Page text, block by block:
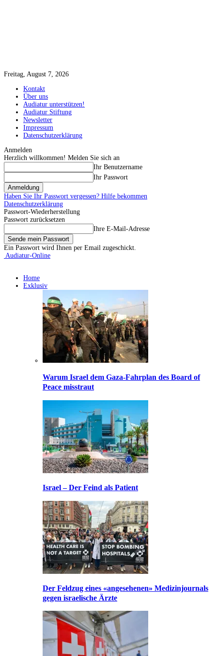
Freitag, August 7, 2026
Kontakt
Über uns
Audiatur unterstützen!
Audiatur Stiftung
Newsletter
Impressum
Datenschutzerklärung
Anmelden
Herzlich willkommen! Melden Sie sich an
Ihr Benutzername
Ihr Passwort
Haben Sie Ihr Passwort vergessen? Hilfe bekommen
Datenschutzerklärung
Passwort-Wiederherstellung
Passwort zurücksetzen
Ihre E-Mail-Adresse
Ein Passwort wird Ihnen per Email zugeschickt.
Audiatur-Online
Home
Exklusiv
Warum Israel dem Gaza-Fahrplan des Board of
Peace misstraut
Israel – Der Feind als Patient
Der Feldzug eines «angesehenen» Medizinjournals
gegen israelische Ärzte